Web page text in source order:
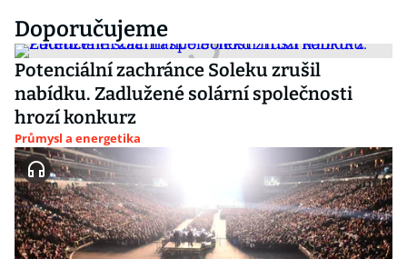
Doporučujeme
Potenciální zachránce Soleku zrušil
nabídku. Zadlužené solární společnosti
hrozí konkurz
Průmysl a energetika